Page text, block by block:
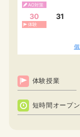
AO対策
30
体験
31
体験授業
短時間オープ